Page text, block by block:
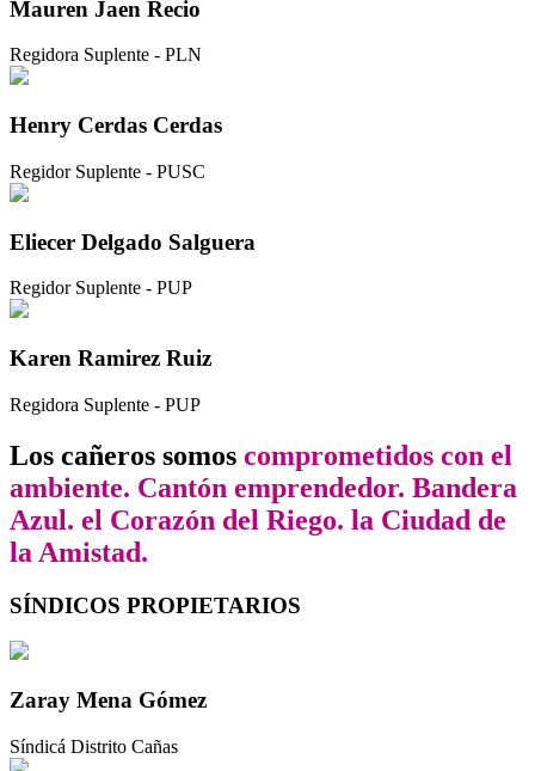
Mauren Jaen Recio
Regidora Suplente - PLN
Henry Cerdas Cerdas
Regidor Suplente - PUSC
Eliecer Delgado Salguera
Regidor Suplente - PUP
Karen Ramirez Ruiz
Regidora Suplente - PUP
Los cañeros somos comprometidos con el
ambiente. Cantón emprendedor. Bandera
Azul. el Corazón del Riego. la Ciudad de
la Amistad.
SÍNDICOS PROPIETARIOS
Zaray Mena Gómez
Síndicá Distrito Cañas